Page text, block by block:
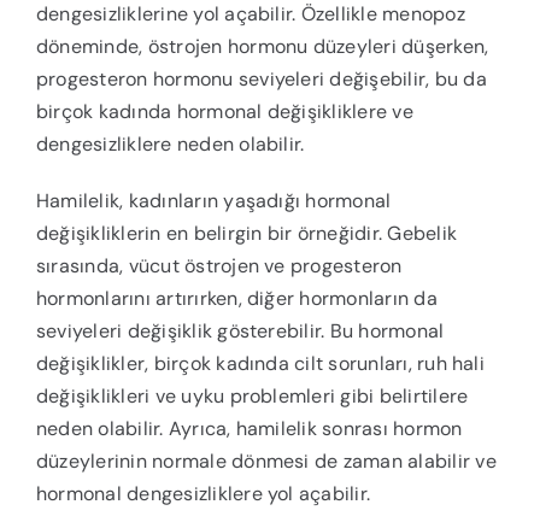
dengesizliklerine yol açabilir. Özellikle menopoz
döneminde, östrojen hormonu düzeyleri düşerken,
progesteron hormonu seviyeleri değişebilir, bu da
birçok kadında hormonal değişikliklere ve
dengesizliklere neden olabilir.
Hamilelik, kadınların yaşadığı hormonal
değişikliklerin en belirgin bir örneğidir. Gebelik
sırasında, vücut östrojen ve progesteron
hormonlarını artırırken, diğer hormonların da
seviyeleri değişiklik gösterebilir. Bu hormonal
değişiklikler, birçok kadında cilt sorunları, ruh hali
değişiklikleri ve uyku problemleri gibi belirtilere
neden olabilir. Ayrıca, hamilelik sonrası hormon
düzeylerinin normale dönmesi de zaman alabilir ve
hormonal dengesizliklere yol açabilir.